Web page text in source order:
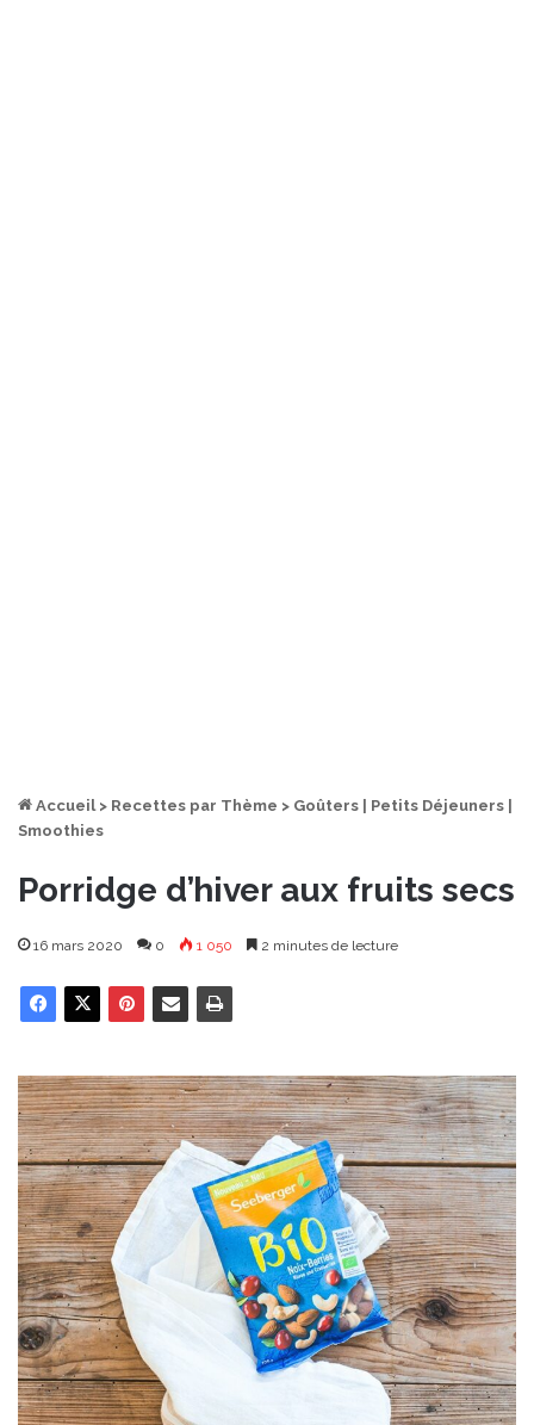
Accueil > Recettes par Thème > Goûters | Petits Déjeuners |
Smoothies
Porridge d’hiver aux fruits secs
16 mars 2020 0 1 050 2 minutes de lecture